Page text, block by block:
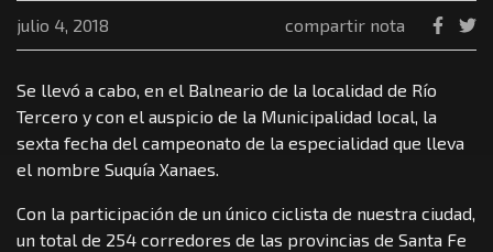
julio 4, 2018 compartir nota
Se llevó a cabo, en el Balneario de la localidad de Río
Tercero y con el auspicio de la Municipalidad local, la
sexta fecha del campeonato de la especialidad que lleva
el nombre Suquía Xanaes.
Con la participación de un único ciclista de nuestra ciudad,
un total de 254 corredores de las provincias de Santa Fe